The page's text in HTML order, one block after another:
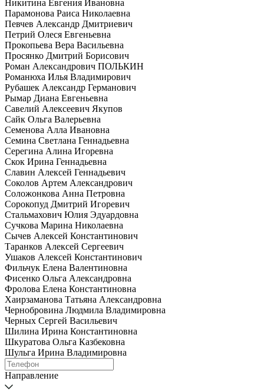
Никитина Евгения Ивановна
Парамонова Раиса Николаевна
Певчев Александр Дмитриевич
Петрий Олеся Евгеньевна
Прокопьева Вера Васильевна
Просянко Дмитрий Борисович
Роман Александрович ПОЛЬКИН
Романюха Илья Владимирович
Рубашек Александр Германович
Рымар Диана Евгеньевна
Савелий Алексеевич Якупов
Сайк Ольга Валерьевна
Семенова Алла Ивановна
Семина Светлана Геннадьевна
Серегина Алина Игоревна
Скок Ирина Геннадьевна
Славин Алексей Геннадьевич
Соколов Артем Александрович
Соложонкова Анна Петровна
Сорокопуд Дмитрий Игоревич
Стальмахович Юлия Эдуардовна
Сучкова Марина Николаевна
Сычев Алексей Константинович
Таранков Алексей Сергеевич
Ушаков Алексей Константинович
Фильчук Елена Валентиновна
Фисенко Ольга Александровна
Фролова Елена Константиновна
Хаирзаманова Татьяна Александровна
Чернобровина Людмила Владимировна
Черных Сергей Васильевич
Шилина Ирина Константиновна
Шкуратова Ольга Казбековна
Шульга Ирина Владимировна
Направление